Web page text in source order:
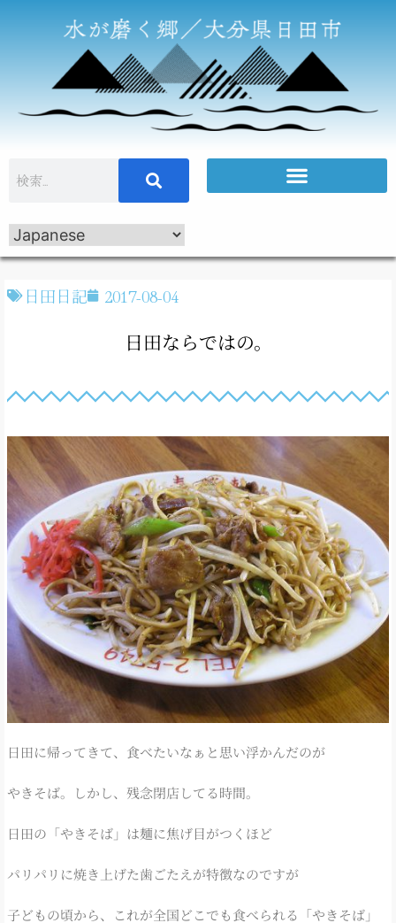
日田日記 2017-08-04
日田ならではの。
日田に帰ってきて、食べたいなぁと思い浮かんだのが
やきそば。しかし、残念閉店してる時間。
日田の「やきそば」は麺に焦げ目がつくほど
パリパリに焼き上げた歯ごたえが特徴なのですが
子どもの頃から、これが全国どこでも食べられる「やきそば」